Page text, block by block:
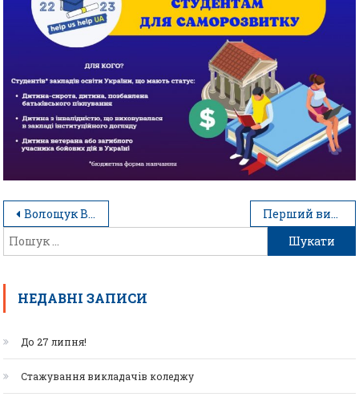
Волощук Вікторія Вікторівна Перший випуск 2023 року!
НЕДАВНІ ЗАПИСИ
До 27 липня!
Стажування викладачів коледжу